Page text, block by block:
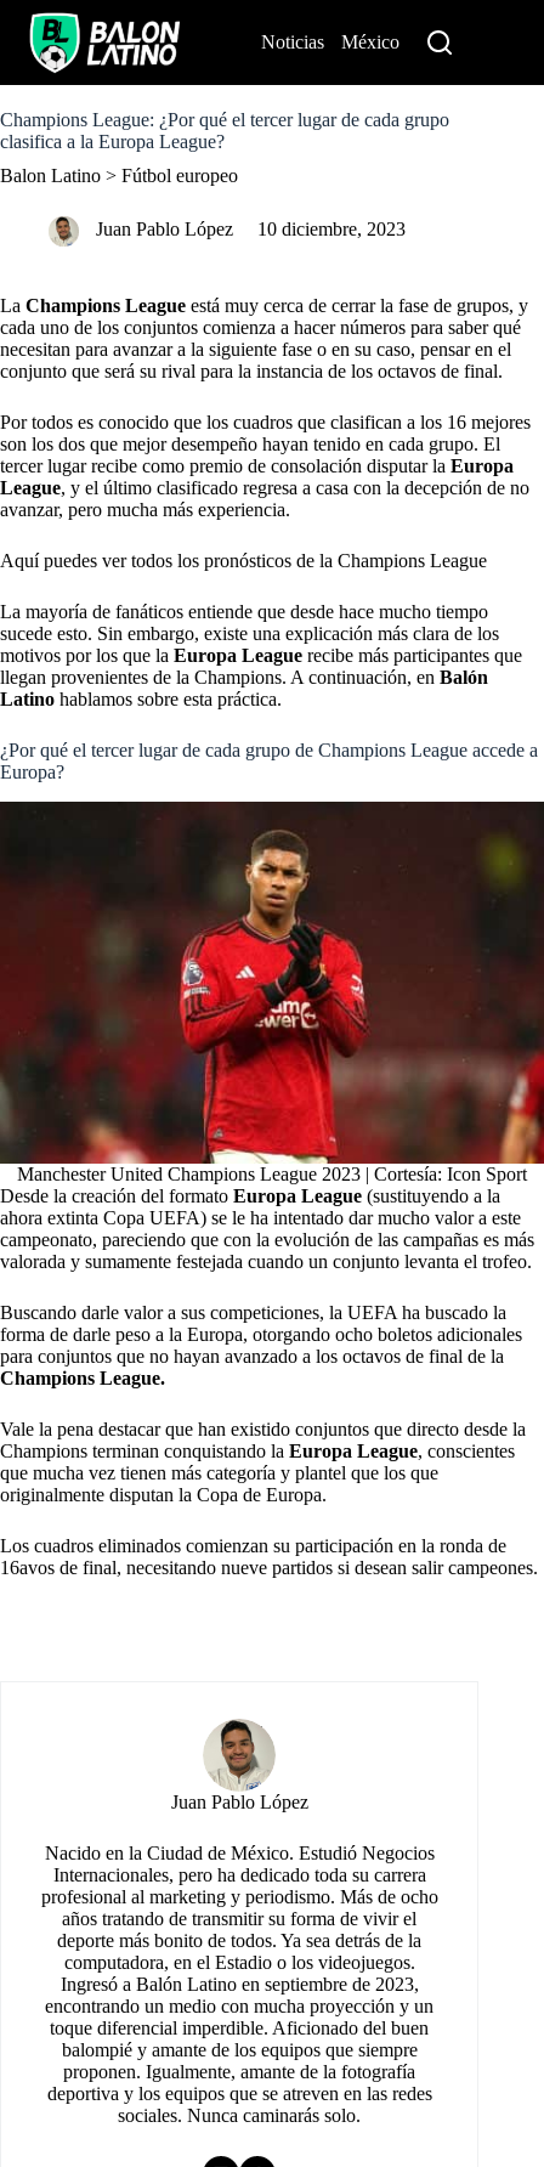
o
c
n
Noticias México
Champions League: ¿Por qué el tercer lugar de cada grupo
clasifica a la Europa League?
Balon Latino > Fútbol europeo
Juan Pablo López 10 diciembre, 2023
La Champions League está muy cerca de cerrar la fase de grupos, y
cada uno de los conjuntos comienza a hacer números para saber qué
necesitan para avanzar a la siguiente fase o en su caso, pensar en el
conjunto que será su rival para la instancia de los octavos de final.
Por todos es conocido que los cuadros que clasifican a los 16 mejores
son los dos que mejor desempeño hayan tenido en cada grupo. El
tercer lugar recibe como premio de consolación disputar la Europa
League, y el último clasificado regresa a casa con la decepción de no
avanzar, pero mucha más experiencia.
Aquí puedes ver todos los pronósticos de la Champions League
La mayoría de fanáticos entiende que desde hace mucho tiempo
sucede esto. Sin embargo, existe una explicación más clara de los
motivos por los que la Europa League recibe más participantes que
llegan provenientes de la Champions. A continuación, en Balón
Latino hablamos sobre esta práctica.
¿Por qué el tercer lugar de cada grupo de Champions League accede a
Europa?
Manchester United Champions League 2023 | Cortesía: Icon Sport
Desde la creación del formato Europa League (sustituyendo a la
ahora extinta Copa UEFA) se le ha intentado dar mucho valor a este
campeonato, pareciendo que con la evolución de las campañas es más
valorada y sumamente festejada cuando un conjunto levanta el trofeo.
Buscando darle valor a sus competiciones, la UEFA ha buscado la
forma de darle peso a la Europa, otorgando ocho boletos adicionales
para conjuntos que no hayan avanzado a los octavos de final de la
Champions League.
Vale la pena destacar que han existido conjuntos que directo desde la
Champions terminan conquistando la Europa League, conscientes
que mucha vez tienen más categoría y plantel que los que
originalmente disputan la Copa de Europa.
Los cuadros eliminados comienzan su participación en la ronda de
16avos de final, necesitando nueve partidos si desean salir campeones.
Juan Pablo López
Nacido en la Ciudad de México. Estudió Negocios
Internacionales, pero ha dedicado toda su carrera
profesional al marketing y periodismo. Más de ocho
años tratando de transmitir su forma de vivir el
deporte más bonito de todos. Ya sea detrás de la
computadora, en el Estadio o los videojuegos.
Ingresó a Balón Latino en septiembre de 2023,
encontrando un medio con mucha proyección y un
toque diferencial imperdible. Aficionado del buen
balompié y amante de los equipos que siempre
proponen. Igualmente, amante de la fotografía
deportiva y los equipos que se atreven en las redes
sociales. Nunca caminarás solo.